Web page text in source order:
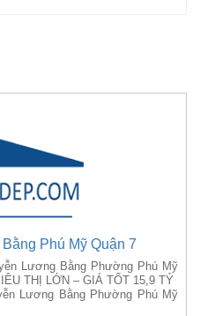
Phú Mỹ Quận 7
Lương Bằng Phường Phú Mỹ
THỊ LỚN – GIÁ TỐT 15,9 TỶ
Lương Bằng Phường Phú Mỹ